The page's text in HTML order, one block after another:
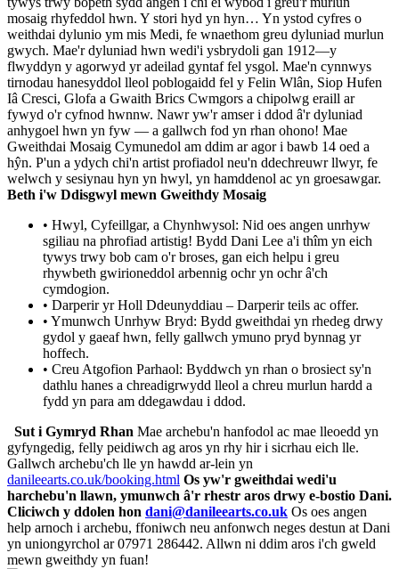
mosaig rhyfeddol hwn. Y stori hyd yn hyn… Yn ystod cyfres o
weithdai dylunio ym mis Medi, fe wnaethom greu dyluniad murlun
gwych. Mae'r dyluniad hwn wedi'i ysbrydoli gan 1912—y
flwyddyn y agorwyd yr adeilad gyntaf fel ysgol. Mae'n cynnwys
tirnodau hanesyddol lleol poblogaidd fel y Felin Wlân, Siop Hufen
Iâ Cresci, Glofa a Gwaith Brics Cwmgors a chipolwg eraill ar
fywyd o'r cyfnod hwnnw. Nawr yw'r amser i ddod â'r dyluniad
anhygoel hwn yn fyw — a gallwch fod yn rhan ohono! Mae
Gweithdai Mosaig Cymunedol am ddim ar agor i bawb 14 oed a
hŷn. P'un a ydych chi'n artist profiadol neu'n ddechreuwr llwyr, fe
welwch y sesiynau hyn yn hwyl, yn hamddenol ac yn groesawgar.
Beth i'w Ddisgwyl mewn Gweithdy Mosaig
• Hwyl, Cyfeillgar, a Chynhwysol: Nid oes angen unrhyw
sgiliau na phrofiad artistig! Bydd Dani Lee a'i thîm yn eich
tywys trwy bob cam o'r broses, gan eich helpu i greu
rhywbeth gwirioneddol arbennig ochr yn ochr â'ch
cymdogion.
• Darperir yr Holl Ddeunyddiau – Darperir teils ac offer.
• Ymunwch Unrhyw Bryd: Bydd gweithdai yn rhedeg drwy
gydol y gaeaf hwn, felly gallwch ymuno pryd bynnag yr
hoffech.
• Creu Atgofion Parhaol: Byddwch yn rhan o brosiect sy'n
dathlu hanes a chreadigrwydd lleol a chreu murlun hardd a
fydd yn para am ddegawdau i ddod.
Sut i Gymryd Rhan Mae archebu'n hanfodol ac mae lleoedd yn
gyfyngedig, felly peidiwch ag aros yn rhy hir i sicrhau eich lle.
Gallwch archebu'ch lle yn hawdd ar-lein yn
danileearts.co.uk/booking.html Os yw'r gweithdai wedi'u
harchebu'n llawn, ymunwch â'r rhestr aros drwy e-bostio Dani.
Cliciwch y ddolen hon dani@danileearts.co.uk Os oes angen
help arnoch i archebu, ffoniwch neu anfonwch neges destun at Dani
yn uniongyrchol ar 07971 286442. Allwn ni ddim aros i'ch gweld
mewn gweithdy yn fuan!